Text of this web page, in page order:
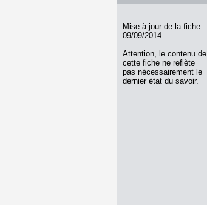
Mise à jour de la fiche
09/09/2014
Attention, le contenu de
cette fiche ne reflète
pas nécessairement le
dernier état du savoir.